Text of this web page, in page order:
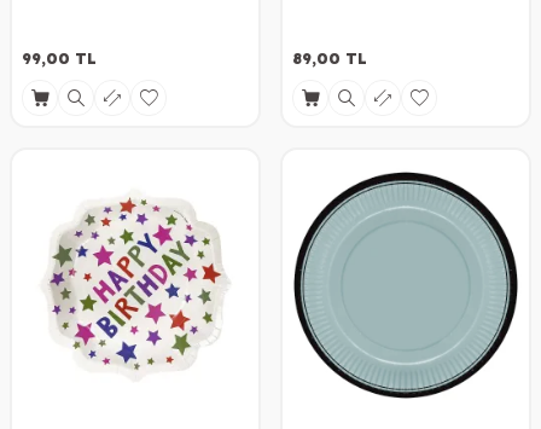
99,00 TL 89,00 TL